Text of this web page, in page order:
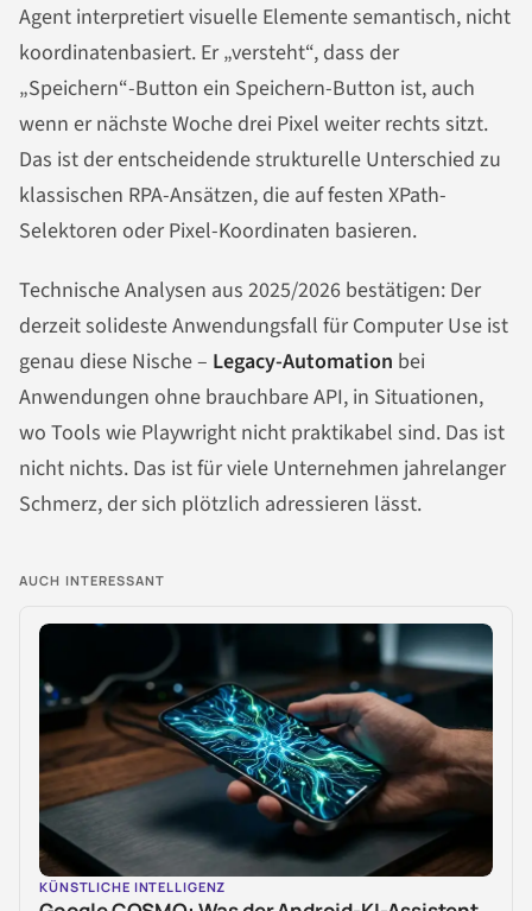
Agent interpretiert visuelle Elemente semantisch, nicht
koordinatenbasiert. Er „versteht“, dass der
„Speichern“-Button ein Speichern-Button ist, auch
wenn er nächste Woche drei Pixel weiter rechts sitzt.
Das ist der entscheidende strukturelle Unterschied zu
klassischen RPA-Ansätzen, die auf festen XPath-
Selektoren oder Pixel-Koordinaten basieren.
Technische Analysen aus 2025/2026 bestätigen: Der
derzeit solideste Anwendungsfall für Computer Use ist
genau diese Nische – Legacy-Automation bei
Anwendungen ohne brauchbare API, in Situationen,
wo Tools wie Playwright nicht praktikabel sind. Das ist
nicht nichts. Das ist für viele Unternehmen jahrelanger
Schmerz, der sich plötzlich adressieren lässt.
AUCH INTERESSANT
KÜNSTLICHE INTELLIGENZ